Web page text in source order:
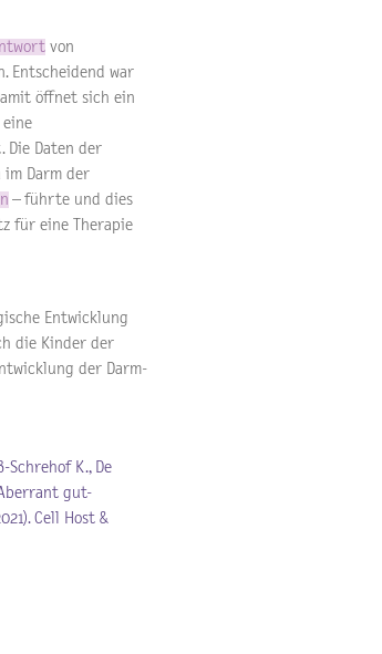
von
Entscheidend war
öffnet sich ein
Die Daten der
im Darm der
– führte und dies
für eine Therapie
Entwicklung
die Kinder der
der Darm-
Schrehof K., De
Aberrant gut-
Cell Host &